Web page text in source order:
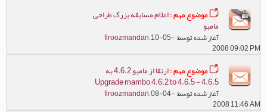
موضوع مهم :اعلام مسابقه بزرگ طراحی
مامبو
آغاز شده توسط firoozmandan, 10-05-
2008 09:02 PM
موضوع مهم : ارتقا از مامبو 4.6.2 به
4.6.5 - Upgrade mambo 4.6.2 to 4.6.5
آغاز شده توسط firoozmandan, 08-04-
2008 11:46 AM